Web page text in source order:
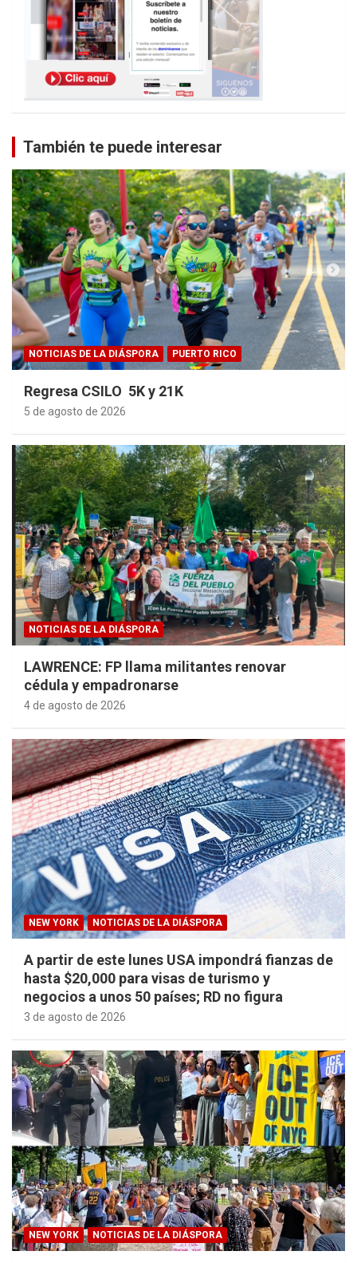
También te puede interesar
NOTICIAS DE LA DIÁSPORA PUERTO RICO
Regresa CSILO 5K y 21K
5 de agosto de 2026
NOTICIAS DE LA DIÁSPORA
LAWRENCE: FP llama militantes renovar
cédula y empadronarse
4 de agosto de 2026
NEW YORK NOTICIAS DE LA DIÁSPORA
A partir de este lunes USA impondrá fianzas de
hasta $20,000 para visas de turismo y
negocios a unos 50 países; RD no figura
3 de agosto de 2026
NEW YORK NOTICIAS DE LA DIÁSPORA